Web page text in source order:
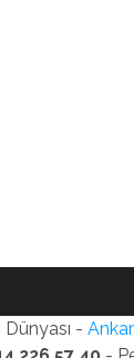
-